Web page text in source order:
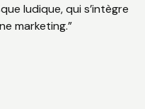
ludique, qui s’intègre
marketing.”